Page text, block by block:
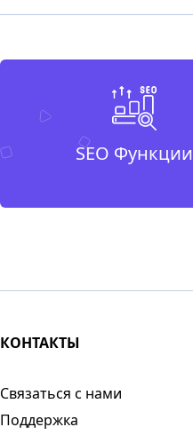
SEO Функции
КОНТАКТЫ
Связаться с нами
Поддержка